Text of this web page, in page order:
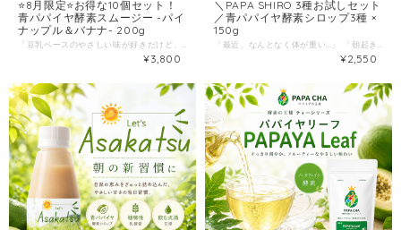
⭐️8月限定⭐️お得な10個セット！
青パパイヤ酵素スムージー -パイ
ナップル＆バナナ- 200g
¥3,800
＼PAPA SHIRO 3種お試しセット
／青パパイヤ酵素シロップ3種 ×
150g
¥2,550